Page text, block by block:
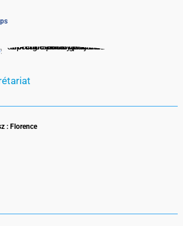
: Florence